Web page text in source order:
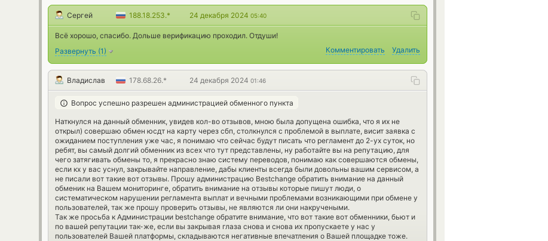
Сергей 188.18.253.* 24 декабря 2024 05:40
Всё хорошо, спасибо. Дольше верификацию проходил. Отдуши!
Развернуть (1) Комментировать Удалить
Владислав 178.68.26.* 24 декабря 2024 01:46
Вопрос успешно разрешен администрацией обменного пункта
Наткнулся на данный обменник, увидев кол-во отзывов, мною была допущена ошибка, что я их не
открыл) совершаю обмен юсдт на карту через сбп, столкнулся с проблемой в выплате, висит заявка с
ожиданием поступления уже час, я понимаю что сейчас будут писать что регламент до 2-ух суток, но
ребят, вы самый долгий обменник из всех что тут представлены, ну работайте вы на репутацию, для
чего затягивать обмены то, я прекрасно знаю систему переводов, понимаю как совершаются обмены,
если кх у вас уснул, закрывайте направление, дабы клиенты всегда были довольны вашим сервисом, а
не писали вот такие вот отзывы. Прошу администрацию Bestchange обратить внимание на данный
обменик на Вашем мониторинге, обратить внимание на отзывы которые пишут люди, о
систематическом нарушении регламента выплат и вечными проблемами возникающими при обмене у
пользователей, так же прошу проверить отзывы, не являются ли они накручеными.
Так же просьба к Администрации bestchange обратите внимание, что вот такие вот обменники, бьют и
по вашей репутации так-же, если вы закрывая глаза снова и снова их пропускаете у нас у
пользователей Вашей платформы, складываются негативные впечатления о Вашей площадке тоже.